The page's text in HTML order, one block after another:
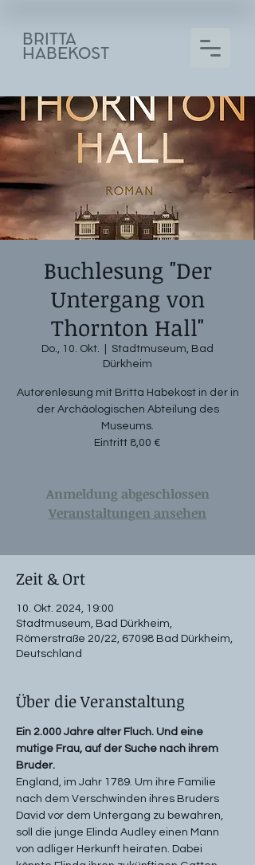
BRITTA
HABEKOST
Buchlesung "Der
Untergang von
Thornton Hall"
Do., 10. Okt.
Stadtmuseum, Bad
Dürkheim
Autorenlesung mit Britta Habekost in der in
der Archäologischen Abteilung des
Museums.
Eintritt 8,00 €
Anmeldung abgeschlossen
Veranstaltungen ansehen
Zeit & Ort
10. Okt. 2024, 19:00
Stadtmuseum, Bad Dürkheim,
Römerstraße 20/22, 67098 Bad Dürkheim,
Deutschland
Über die Veranstaltung
Ein 2.000 Jahre alter Fluch. Und eine
mutige Frau, auf der Suche nach ihrem
Bruder.
England, im Jahr 1789. Um ihre Familie
nach dem Verschwinden ihres Bruders
David vor dem Untergang zu bewahren,
soll die junge Elinda Audley einen Mann
von adliger Herkunft heiraten. Dabei